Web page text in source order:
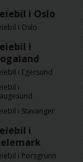
i Oslo
i Oslo
i
i Egersund
i
i Stavanger
i
i Porsgrunn